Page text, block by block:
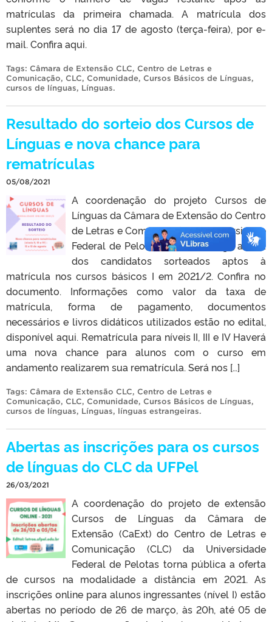
matrículas da primeira chamada. A matrícula dos
suplentes será no dia 17 de agosto (terça-feira), por e-
mail. Confira aqui.
Tags: Câmara de Extensão CLC, Centro de Letras e
Comunicação, CLC, Comunidade, Cursos Básicos de Línguas,
cursos de línguas, Línguas.
Resultado do sorteio dos Cursos de
Línguas e nova chance para
rematrículas
05/08/2021
A coordenação do projeto Cursos de
Línguas da Câmara de Extensão do Centro
de Letras e Comunicação da Universidade
Federal de Pelotas (UFPel) divulga a lista
dos candidatos sorteados aptos à
matrícula nos cursos básicos I em 2021/2. Confira no
documento. Informações como valor da taxa de
matrícula, forma de pagamento, documentos
necessários e livros didáticos utilizados estão no edital,
disponível aqui. Rematrícula para níveis II, III e IV Haverá
uma nova chance para alunos com o curso em
andamento realizarem sua rematrícula. Será nos […]
Tags: Câmara de Extensão CLC, Centro de Letras e
Comunicação, CLC, Comunidade, Cursos Básicos de Línguas,
cursos de línguas, Línguas, línguas estrangeiras.
Abertas as inscrições para os cursos
de línguas do CLC da UFPel
26/03/2021
A coordenação do projeto de extensão
Cursos de Línguas da Câmara de
Extensão (CaExt) do Centro de Letras e
Comunicação (CLC) da Universidade
Federal de Pelotas torna pública a oferta
de cursos na modalidade a distância em 2021. As
inscrições online para alunos ingressantes (nível I) estão
abertas no período de 26 de março, às 20h, até 05 de